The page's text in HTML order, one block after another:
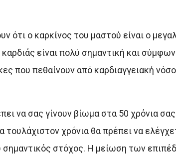
ότι ο καρκίνος του μαστού είναι ο
είναι πολύ σημαντική και
που πεθαίνουν από καρδιαγγειακή
να σας γίνουν βίωμα στα 50 χρόνια
τουλάχιστον χρόνια θα πρέπει να
σημαντικός στόχος. Η μείωση των